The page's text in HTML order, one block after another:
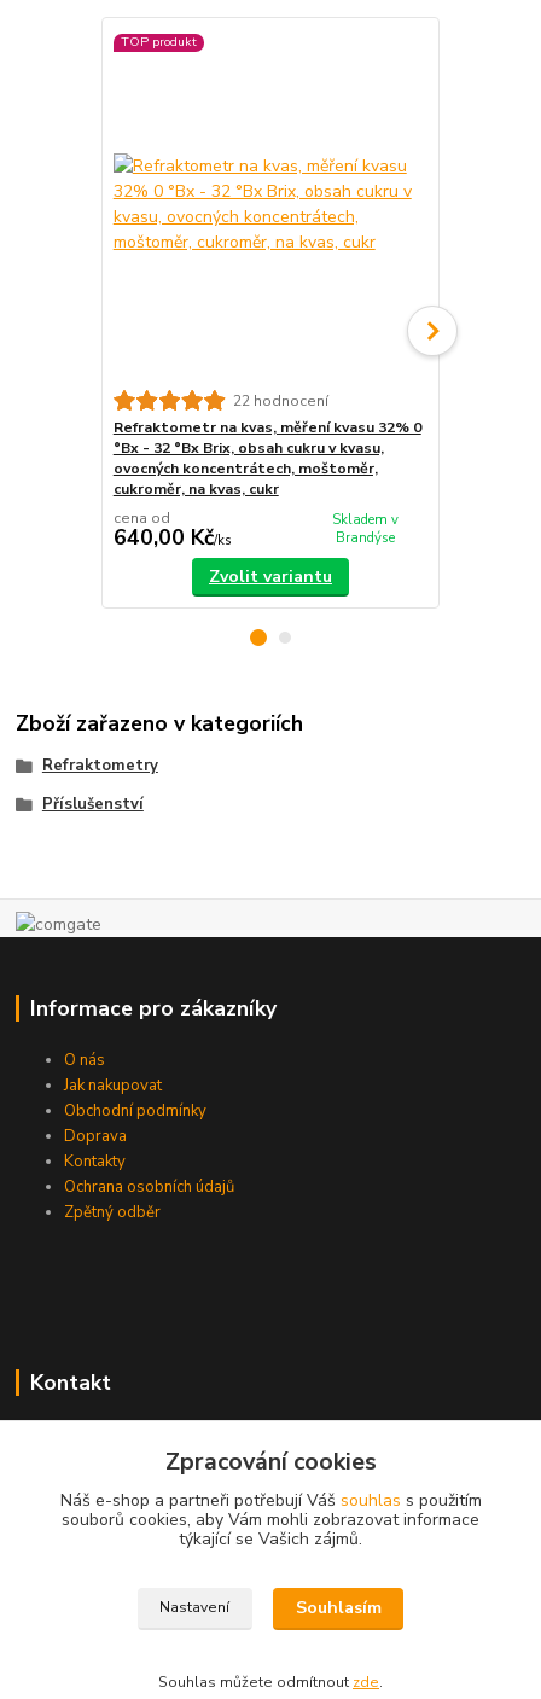
TOP produkt
22 hodnocení
Refraktometr na kvas, měření kvasu 32% 0
°Bx - 32 °Bx Brix, obsah cukru v kvasu,
ovocných koncentrátech, moštoměr,
cukroměr, na kvas, cukr
cena od
640,00 Kč/ks
Skladem v
Brandýse
Zvolit variantu
Zboží zařazeno v kategoriích
Refraktometry
Příslušenství
Informace pro zákazníky
O nás
Jak nakupovat
Obchodní podmínky
Doprava
Kontakty
Ochrana osobních údajů
Zpětný odběr
Kontakt
Zpracování cookies
Náš e-shop a partneři potřebují Váš souhlas s použitím
souborů cookies, aby Vám mohli zobrazovat informace
týkající se Vašich zájmů.
Nastavení Souhlasím
Souhlas můžete odmítnout zde.